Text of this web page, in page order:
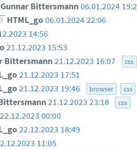
Bittersmann 06.01.2024
HTML_go06.01.2024 22:06
14:56
21.12.2023 15:53
Bittersmann21.12.2023 16:07 css
21.12.2023 17:51
21.12.2023 19:46 browser css
21.12.2023 23:18 css
22.12.2023 00:00
22.12.2023 18:49
11:05